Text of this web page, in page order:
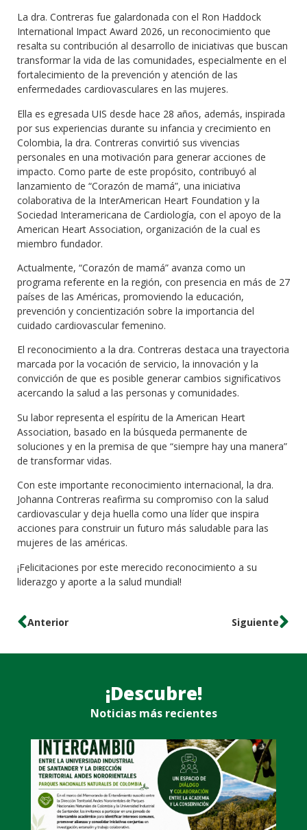
La dra. Contreras fue galardonada con el Ron Haddock
International Impact Award 2026, un reconocimiento que
resalta su contribución al desarrollo de iniciativas que buscan
transformar la vida de las comunidades, especialmente en el
fortalecimiento de la prevención y atención de las
enfermedades cardiovasculares en las mujeres.
Ella es egresada UIS desde hace 28 años, además, inspirada
por sus experiencias durante su infancia y crecimiento en
Colombia, la dra. Contreras convirtió sus vivencias
personales en una motivación para generar acciones de
impacto. Como parte de este propósito, contribuyó al
lanzamiento de “Corazón de mamá”, una iniciativa
colaborativa de la InterAmerican Heart Foundation y la
Sociedad Interamericana de Cardiología, con el apoyo de la
American Heart Association, organización de la cual es
miembro fundador.
Actualmente, “Corazón de mamá” avanza como un
programa referente en la región, con presencia en más de 27
países de las Américas, promoviendo la educación,
prevención y concientización sobre la importancia del
cuidado cardiovascular femenino.
El reconocimiento a la dra. Contreras destaca una trayectoria
marcada por la vocación de servicio, la innovación y la
convicción de que es posible generar cambios significativos
acercando la salud a las personas y comunidades.
Su labor representa el espíritu de la American Heart
Association, basado en la búsqueda permanente de
soluciones y en la premisa de que “siempre hay una manera”
de transformar vidas.
Con este importante reconocimiento internacional, la dra.
Johanna Contreras reafirma su compromiso con la salud
cardiovascular y deja huella como una líder que inspira
acciones para construir un futuro más saludable para las
mujeres de las américas.
¡Felicitaciones por este merecido reconocimiento a su
liderazgo y aporte a la salud mundial!
Anterior Siguiente
¡Descubre!
Noticias más recientes